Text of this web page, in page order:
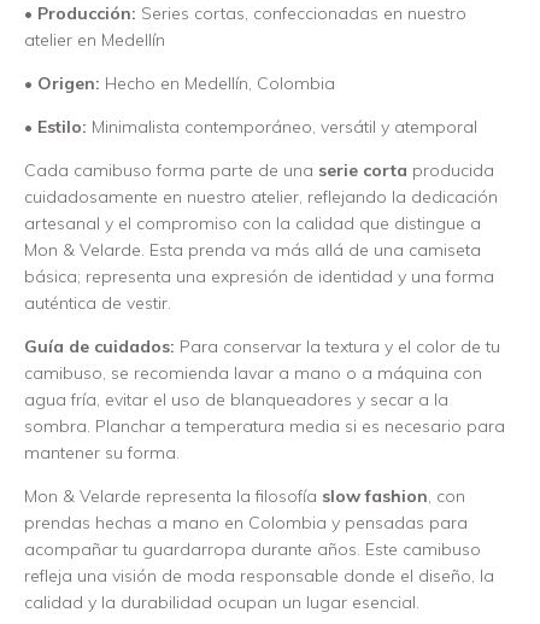
• Producción: Series cortas, confeccionadas en nuestro
atelier en Medellín
• Origen: Hecho en Medellín, Colombia
• Estilo: Minimalista contemporáneo, versátil y atemporal
Cada camibuso forma parte de una serie corta producida
cuidadosamente en nuestro atelier, reflejando la dedicación
artesanal y el compromiso con la calidad que distingue a
Mon & Velarde. Esta prenda va más allá de una camiseta
básica; representa una expresión de identidad y una forma
auténtica de vestir.
Guía de cuidados: Para conservar la textura y el color de tu
camibuso, se recomienda lavar a mano o a máquina con
agua fría, evitar el uso de blanqueadores y secar a la
sombra. Planchar a temperatura media si es necesario para
mantener su forma.
Mon & Velarde representa la filosofía slow fashion, con
prendas hechas a mano en Colombia y pensadas para
acompañar tu guardarropa durante años. Este camibuso
refleja una visión de moda responsable donde el diseño, la
calidad y la durabilidad ocupan un lugar esencial.